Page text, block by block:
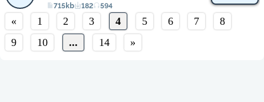
715kb 182 594
« 1 2 3 4 5 6 7
8
9
10 ... 14 »